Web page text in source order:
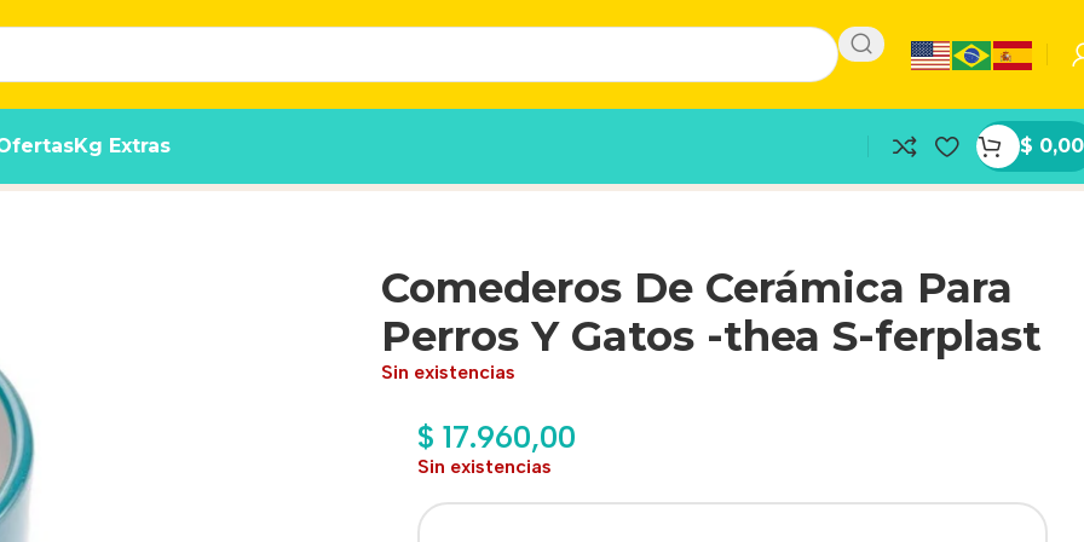
Kg Extras $ 0,00
-thea S-ferplast
Comederos De Cerámica Para
Perros Y Gatos -thea S-ferplast
Sin existencias
$ 17.960,00
Sin existencias